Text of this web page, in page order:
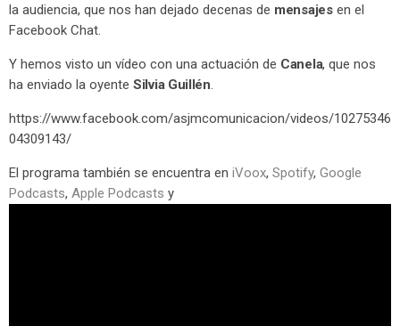
la audiencia, que nos han dejado decenas de mensajesen el
Facebook Chat.
Y hemos visto un vídeo con una actuación de Canela, que nos
ha enviado la oyente Silvia Guillén
https://www.facebook.com/asjmcomunicacion/videos/10275346
04309143/
El programa también se encuentra en iVoox, Spotify, Google
Podcasts, Apple Podcasts y